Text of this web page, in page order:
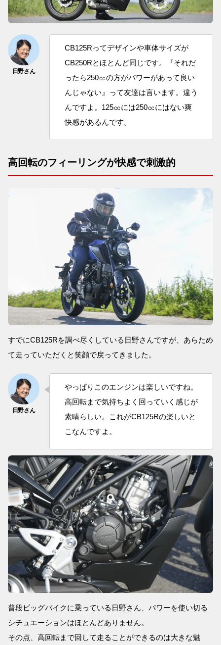
CB125Rってデザインや車体サイズが
CB250Rとほとんど同じです。『それだ
ったら250㏄の方がパワーがあって良い
んじゃない』って友達は言います。違う
んですよ。125㏄には250㏄にはない爽
快感があるんです。
高回転のフィーリングが快感で刺激的
すでにCB125Rを調べ尽くしている日野さんですが、あらため
て走っていただくと笑顔で戻ってきました。
やっぱりこのエンジンは楽しいですね。
高回転まで気持ちよく回っていく感じが
素晴らしい。これがCB125Rの楽しいと
こなんですよ。
普段ビッグバイクに乗っている日野さん、パワーを使い切る
シチュエーションはほとんどありません。
その点、高回転まで回して走ることができるのは大きな魅